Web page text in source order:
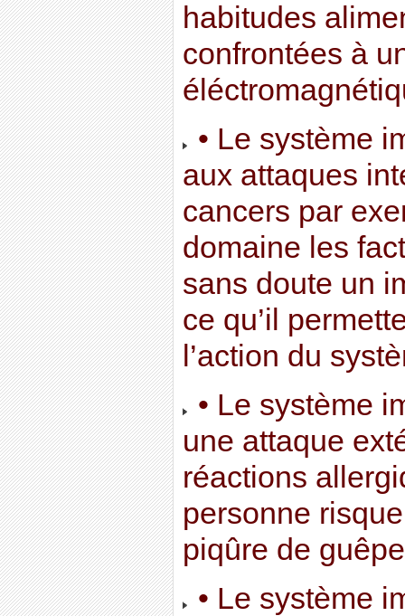
habitudes
confrontées à
• Le système
aux attaques
cancers par
domaine les
sans doute un
ce qu’il
l’action du
• Le système
une attaque
réactions
personne
piqûre de guêpe
• Le système